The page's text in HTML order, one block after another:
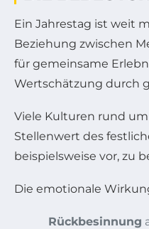
Ein Jahrestag ist weit
Beziehung zwischen
für gemeinsame
Wertschätzung durch
Viele Kulturen rund
Stellenwert des
beispielsweise vor, zu
Die emotionale
Rückbesinnung